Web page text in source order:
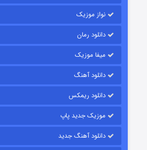
قسمت
نواز موزیک
دانلود رمان
میفا موزیک
دانلود آهنگ
دانلود ریمکس
موزیک جدید پاپ
دانلود آهنگ جدید